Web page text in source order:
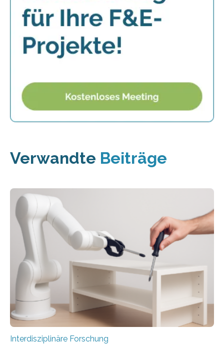
Verwandte Beiträge
Interdisziplinäre Forschung